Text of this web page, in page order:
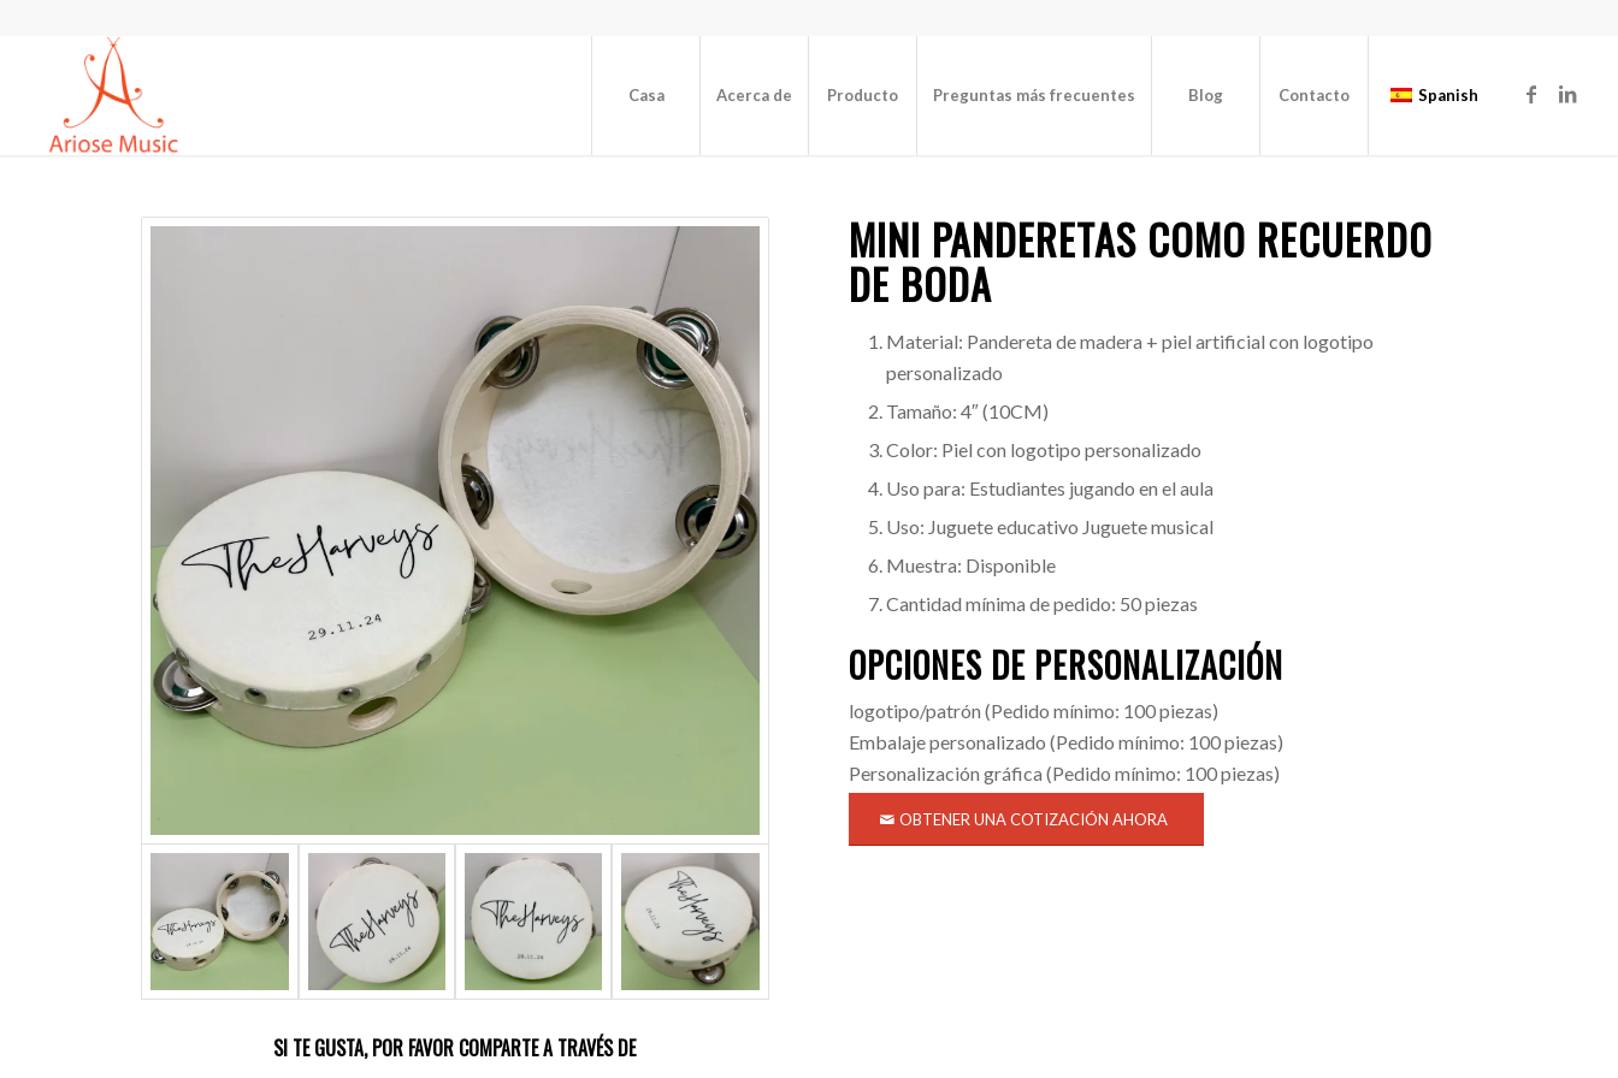
Casa Acerca de Producto Preguntas más frecuentes Blog Contacto Spanish
SI TE GUSTA, POR FAVOR COMPARTE A TRAVÉS DE
MINI PANDERETAS COMO RECUERDO
DE BODA
Material: Pandereta de madera + piel artificial con logotipo
personalizado
Tamaño: 4″ (10CM)
Color: Piel con logotipo personalizado
Uso para: Estudiantes jugando en el aula
Uso: Juguete educativo Juguete musical
Muestra: Disponible
Cantidad mínima de pedido: 50 piezas
OPCIONES DE PERSONALIZACIÓN
logotipo/patrón (Pedido mínimo: 100 piezas)
Embalaje personalizado (Pedido mínimo: 100 piezas)
Personalización gráfica (Pedido mínimo: 100 piezas)
OBTENER UNA COTIZACIÓN AHORA